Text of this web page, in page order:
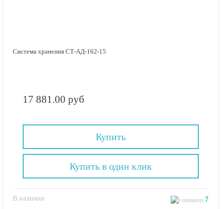
Система хранения СТ-АД-162-15
17 881.00 руб
Купить
В наличии ?
Купить в один клик